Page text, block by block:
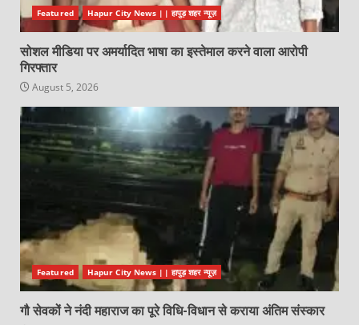
Featured Hapur City News || हापुड़ शहर न्यूज़
सोशल मीडिया पर अमर्यादित भाषा का इस्तेमाल करने वाला आरोपी
गिरफ्तार
August 5, 2026
Featured Hapur City News || हापुड़ शहर न्यूज़
गौ सेवकों ने नंदी महाराज का पूरे विधि-विधान से कराया अंतिम संस्कार